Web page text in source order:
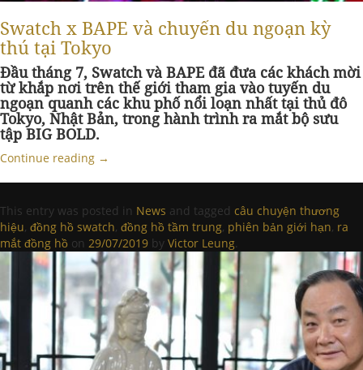
Swatch x BAPE và chuyến du ngoạn kỳ
thú tại Tokyo
Đầu tháng 7, Swatch và BAPE đã đưa các khách mời
từ khắp nơi trên thế giới tham gia vào tuyến du
ngoạn quanh các khu phố nổi loạn nhất tại thủ đô
Tokyo, Nhật Bản, trong hành trình ra mắt bộ sưu
tập BIG BOLD.
Continue reading →
This entry was posted in News and tagged câu chuyện thương
hiệu, đồng hồ swatch, đồng hồ tầm trung, phiên bản giới hạn, ra
mắt đồng hồ on 29/07/2019 by Victor Leung.